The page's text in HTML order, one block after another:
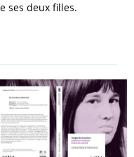
ses deux filles.